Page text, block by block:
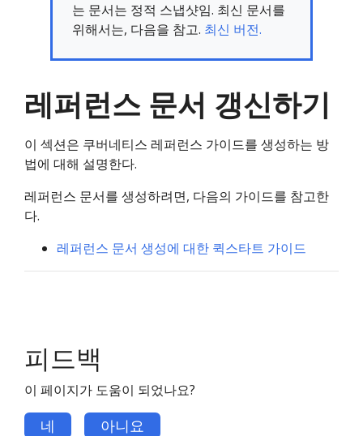
는 문서는 정적 스냅샷임. 최신 문서를
위해서는, 다음을 참고. 최신 버전.
레퍼런스 문서 갱신하기
이 섹션은 쿠버네티스 레퍼런스 가이드를 생성하는 방
법에 대해 설명한다.
레퍼런스 문서를 생성하려면, 다음의 가이드를 참고한
다.
레퍼런스 문서 생성에 대한 퀵스타트 가이드
피드백
이 페이지가 도움이 되었나요?
네 아니요